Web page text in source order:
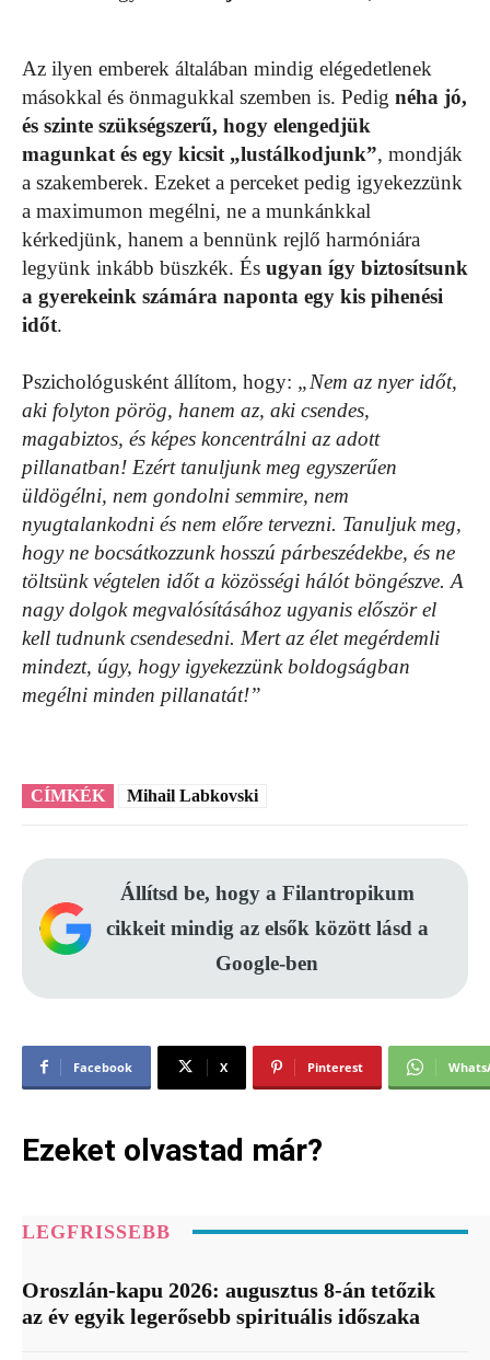
Az ilyen emberek általában mindig elégedetlenek
másokkal és önmagukkal szemben is. Pedig néha jó,
és szinte szükségszerű, hogy elengedjük
magunkat és egy kicsit „lustálkodjunk”, mondják
a szakemberek. Ezeket a perceket pedig igyekezzünk
a maximumon megélni, ne a munkánkkal
kérkedjünk, hanem a bennünk rejlő harmóniára
legyünk inkább büszkék. És ugyan így biztosítsunk
a gyerekeink számára naponta egy kis pihenési
időt.
Pszichológusként állítom, hogy: „Nem az nyer időt,
aki folyton pörög, hanem az, aki csendes,
magabiztos, és képes koncentrálni az adott
pillanatban! Ezért tanuljunk meg egyszerűen
üldögélni, nem gondolni semmire, nem
nyugtalankodni és nem előre tervezni. Tanuljuk meg,
hogy ne bocsátkozzunk hosszú párbeszédekbe, és ne
töltsünk végtelen időt a közösségi hálót böngészve. A
nagy dolgok megvalósításához ugyanis először el
kell tudnunk csendesedni. Mert az élet megérdemli
mindezt, úgy, hogy igyekezzünk boldogságban
megélni minden pillanatát!”
CÍMKÉK Mihail Labkovski
Állítsd be, hogy a Filantropikum
cikkeit mindig az elsők között lásd a
Google-ben
Facebook X Pinterest
Ezeket olvastad már?
LEGFRISSEBB
Oroszlán-kapu 2026: augusztus 8-án tetőzik
az év egyik legerősebb spirituális időszaka